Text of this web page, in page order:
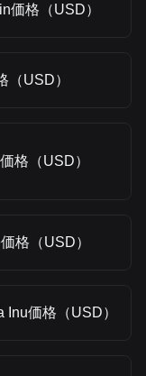
価格（USD）
（USD）
格（USD）
格（USD）
Inu価格（USD）